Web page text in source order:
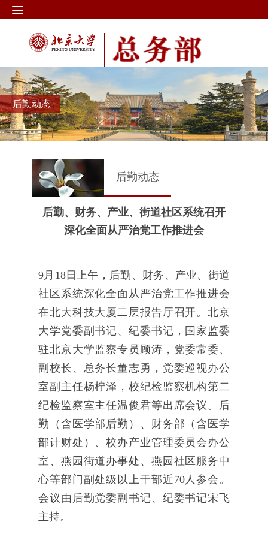
后勤动态
后勤动态
后勤、财务、产业、街道社区系统召开
深化全面从严治党工作推进会
9月18日上午，后勤、财务、产业、街道
社区系统深化全面从严治党工作推进会
在北大科技大厦二层报告厅召开。北京
大学党委副书记、纪委书记，国家监委
驻北京大学监察专员顾涛，党委常委、
副校长、总务长董志勇，党委巡视办公
室副主任杨柠泽，校纪检监察机构第二
纪检监察室主任温俊君等出席会议。后
勤（含医学部后勤）、财务部（含医学
部计财处）、校办产业管理委员会办公
室、燕园街道办事处、燕园社区服务中
心等部门副处级以上干部近70人参会。
会议由后勤党委副书记、纪委书记宋飞
主持。